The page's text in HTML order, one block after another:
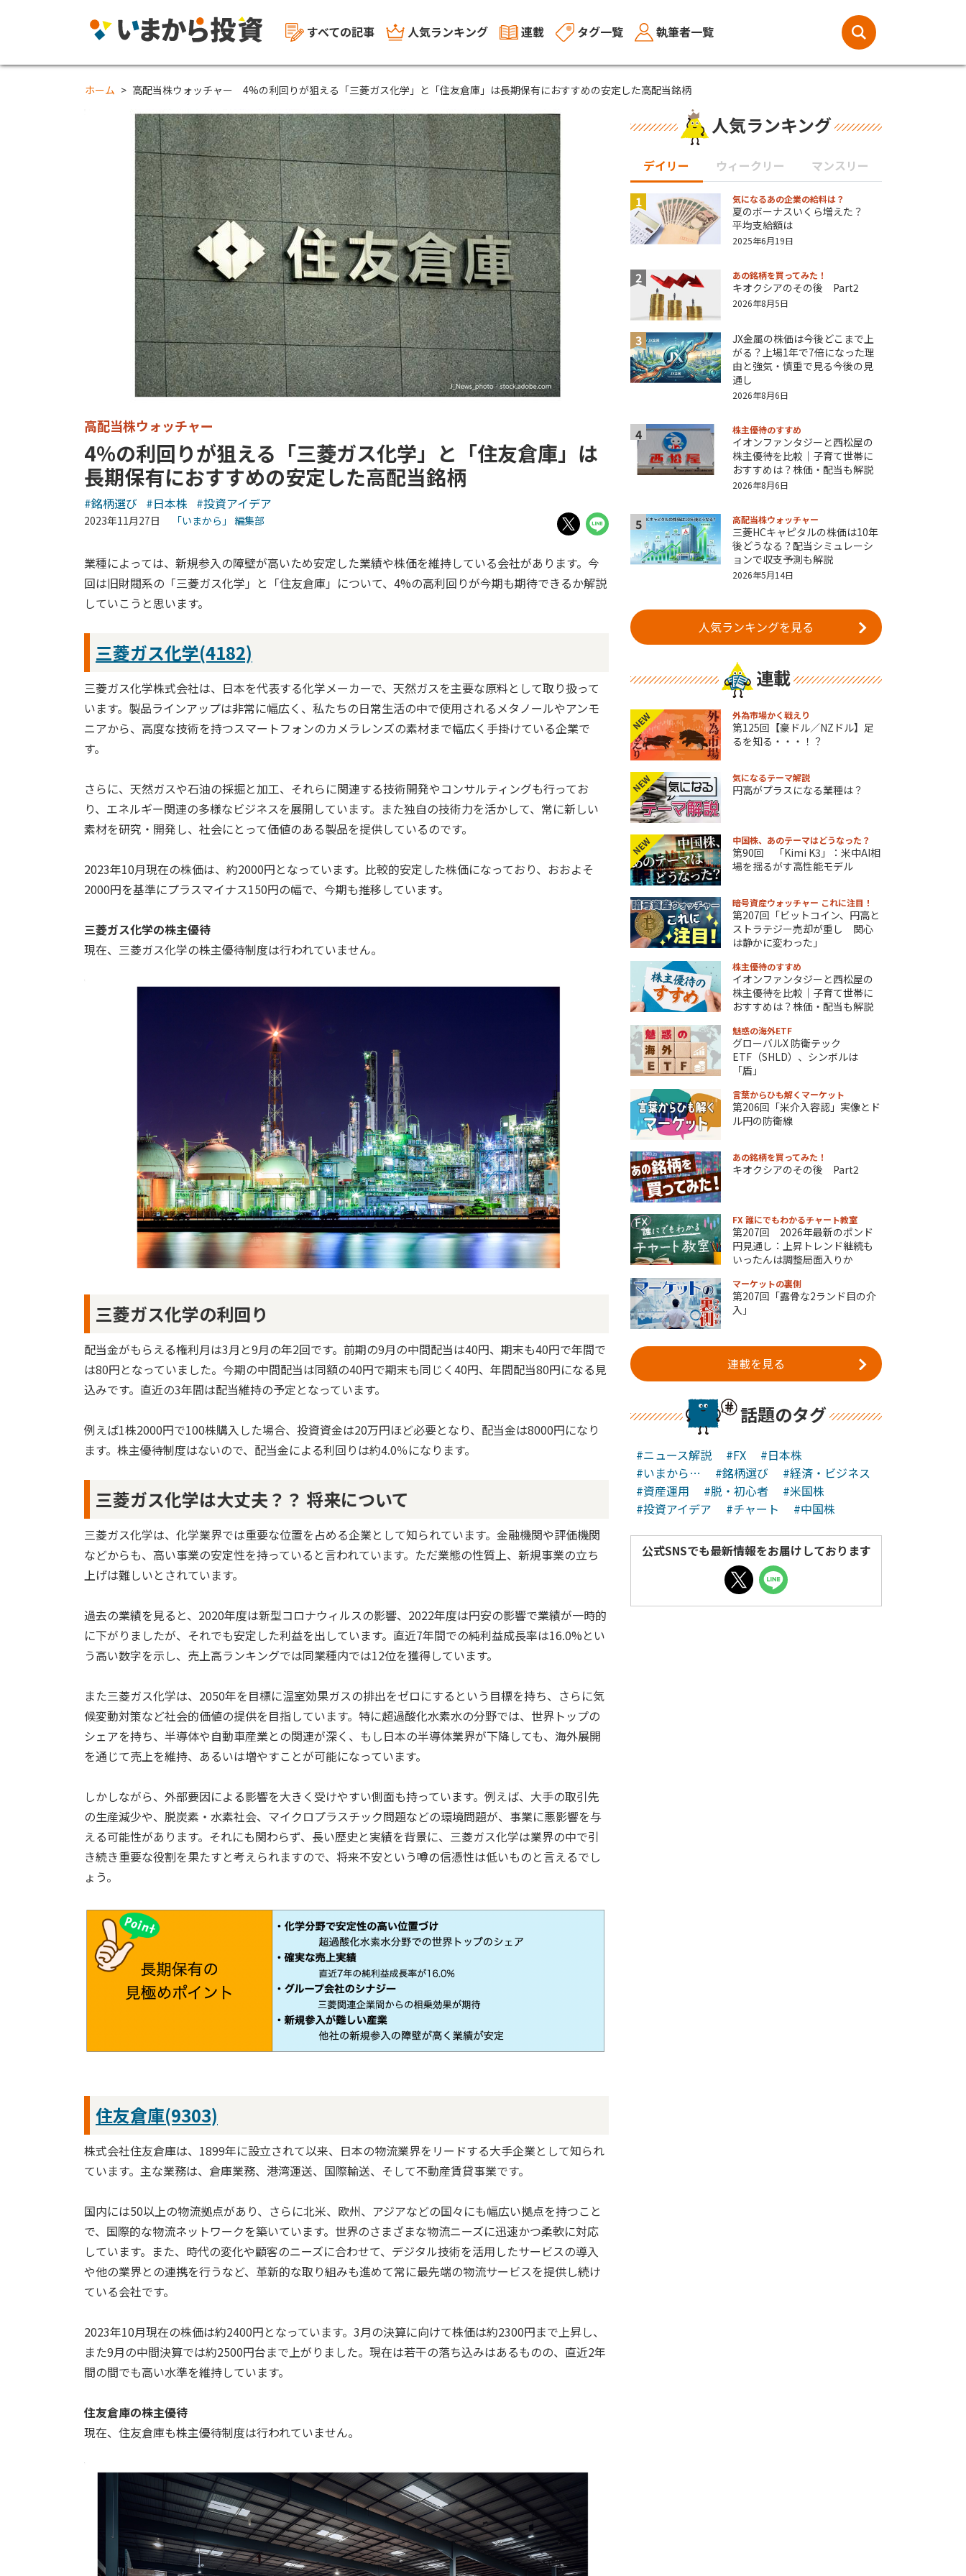
すべての記事 人気ランキング 連載 タグ一覧 執筆者一覧
ホーム 高配当株ウォッチャー 4%の利回りが狙える「三菱ガス化学」と「住友倉庫」は長期保有におすすめの安定した高配当銘柄
高配当株ウォッチャー
4%の利回りが狙える「三菱ガス化学」と「住友倉庫」は
長期保有におすすめの安定した高配当銘柄
#銘柄選び #日本株 #投資アイデア
2023年11月27日 「いまから」 編集部
業種によっては、新規参入の障壁が高いため安定した業績や株価を維持している会社があります。今
回は旧財閥系の「三菱ガス化学」と「住友倉庫」について、4%の高利回りが今期も期待できるか解説
していこうと思います。
三菱ガス化学(4182)
三菱ガス化学株式会社は、日本を代表する化学メーカーで、天然ガスを主要な原料として取り扱って
います。製品ラインアップは非常に幅広く、私たちの日常生活の中で使用されるメタノールやアンモ
ニアから、高度な技術を持つスマートフォンのカメラレンズの素材まで幅広く手掛けている企業で
す。
さらに、天然ガスや石油の採掘と加工、それらに関連する技術開発やコンサルティングも行ってお
り、エネルギー関連の多様なビジネスを展開しています。また独自の技術力を活かして、常に新しい
素材を研究・開発し、社会にとって価値のある製品を提供しているのです。
2023年10月現在の株価は、約2000円となっています。比較的安定した株価になっており、おおよそ
2000円を基準にプラスマイナス150円の幅で、今期も推移しています。
三菱ガス化学の株主優待
現在、三菱ガス化学の株主優待制度は行われていません。
三菱ガス化学の利回り
配当金がもらえる権利月は3月と9月の年2回です。前期の9月の中間配当は40円、期末も40円で年間で
は80円となっていました。今期の中間配当は同額の40円で期末も同じく40円、年間配当80円になる見
込みです。直近の3年間は配当維持の予定となっています。
例えば1株2000円で100株購入した場合、投資資金は20万円ほど必要となり、配当金は8000円になり
ます。株主優待制度はないので、配当金による利回りは約4.0％になります。
三菱ガス化学は大丈夫？？ 将来について
三菱ガス化学は、化学業界では重要な位置を占める企業として知られています。金融機関や評価機関
などからも、高い事業の安定性を持っていると言われています。ただ業態の性質上、新規事業の立ち
上げは難しいとされています。
過去の業績を見ると、2020年度は新型コロナウィルスの影響、2022年度は円安の影響で業績が一時的
に下がりましたが、それでも安定した利益を出しています。直近7年間での純利益成長率は16.0%とい
う高い数字を示し、売上高ランキングでは同業種内では12位を獲得しています。
また三菱ガス化学は、2050年を目標に温室効果ガスの排出をゼロにするという目標を持ち、さらに気
候変動対策など社会的価値の提供を目指しています。特に超過酸化水素水の分野では、世界トップの
シェアを持ち、半導体や自動車産業との関連が深く、もし日本の半導体業界が下降しても、海外展開
を通じて売上を維持、あるいは増やすことが可能になっています。
しかしながら、外部要因による影響を大きく受けやすい側面も持っています。例えば、大手の取引先
の生産減少や、脱炭素・水素社会、マイクロプラスチック問題などの環境問題が、事業に悪影響を与
える可能性があります。それにも関わらず、長い歴史と実績を背景に、三菱ガス化学は業界の中で引
き続き重要な役割を果たすと考えられますので、将来不安という噂の信憑性は低いものと言えるでし
ょう。
住友倉庫(9303)
株式会社住友倉庫は、1899年に設立されて以来、日本の物流業界をリードする大手企業として知られ
ています。主な業務は、倉庫業務、港湾運送、国際輸送、そして不動産賃貸事業です。
国内には50以上の物流拠点があり、さらに北米、欧州、アジアなどの国々にも幅広い拠点を持つこと
で、国際的な物流ネットワークを築いています。世界のさまざまな物流ニーズに迅速かつ柔軟に対応
しています。また、時代の変化や顧客のニーズに合わせて、デジタル技術を活用したサービスの導入
や他の業界との連携を行うなど、革新的な取り組みも進めて常に最先端の物流サービスを提供し続け
ている会社です。
2023年10月現在の株価は約2400円となっています。3月の決算に向けて株価は約2300円まで上昇し、
また9月の中間決算では約2500円台まで上がりました。現在は若干の落ち込みはあるものの、直近2年
間の間でも高い水準を維持しています。
住友倉庫の株主優待
現在、住友倉庫も株主優待制度は行われていません。
人気ランキング
デイリー ウィークリー マンスリー
1 気になるあの企業の給料は？
夏のボーナスいくら増えた？
平均支給額は
2025年6月19日
2 あの銘柄を買ってみた！
キオクシアのその後 Part2
2026年8月5日
3
JX金属の株価は今後どこまで上
がる？上場1年で7倍になった理
由と強気・慎重で見る今後の見
通し
2026年8月6日
4 株主優待のすすめ
イオンファンタジーと西松屋の
株主優待を比較｜子育て世帯に
おすすめは？株価・配当も解説
2026年8月6日
5 高配当株ウォッチャー
三菱HCキャピタルの株価は10年
後どうなる？配当シミュレーシ
ョンで収支予測も解説
2026年5月14日
人気ランキングを見る
連載
NEW 外為市場かく戦えり
第125回【豪ドル／NZドル】足
るを知る・・・！？
NEW 気になるテーマ解説
円高がプラスになる業種は？
NEW 中国株、あのテーマはどうなった？
第90回 「Kimi K3」：米中AI相
場を揺るがす高性能モデル
暗号資産ウォッチャー これに注目！
第207回「ビットコイン、円高と
ストラテジー売却が重し 関心
は静かに変わった」
株主優待のすすめ
イオンファンタジーと西松屋の
株主優待を比較｜子育て世帯に
おすすめは？株価・配当も解説
魅惑の海外ETF
グローバルX 防衛テック
ETF（SHLD）、シンボルは
「盾」
言葉からひも解くマーケット
第206回「米介入容認」実像とド
ル円の防衛線
あの銘柄を買ってみた！
キオクシアのその後 Part2
FX 誰にでもわかるチャート教室
第207回 2026年最新のポンド
円見通し：上昇トレンド継続も
いったんは調整局面入りか
マーケットの裏側
第207回「露骨な2ランド目の介
入」
連載を見る
話題のタグ
#ニュース解説 #FX
#日本株
#いまから…
#銘柄選び
#経済・ビジネス
#資産運用
#脱・初心者
#米国株
#投資アイデア
#チャート #中国株
公式SNSでも最新情報をお届けしております